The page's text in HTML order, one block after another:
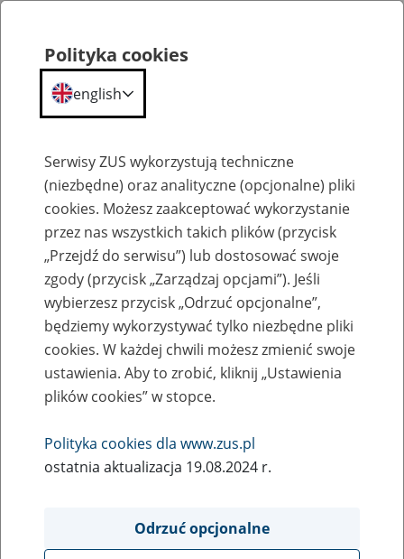
Szkolenia
Zaproś ZUS do siebie - zakładanie profili
eZUS w siedzibie Twojej firmy
Rodzaj wydarzenia
Szkolenia
obsługa klientów
Polityka cookies
english
Serwisy ZUS wykorzystują techniczne
(niezbędne) oraz analityczne (opcjonalne) pliki
cookies. Możesz zaakceptować wykorzystanie
przez nas wszystkich takich plików (przycisk
„Przejdź do serwisu”) lub dostosować swoje
zgody (przycisk „Zarządzaj opcjami”). Jeśli
wybierzesz przycisk „Odrzuć opcjonalne”,
będziemy wykorzystywać tylko niezbędne pliki
cookies. W każdej chwili możesz zmienić swoje
ustawienia. Aby to zrobić, kliknij „Ustawienia
plików cookies” w stopce.
Polityka cookies dla www.zus.pl
ostatnia aktualizacja 19.08.2024 r.
Odrzuć opcjonalne